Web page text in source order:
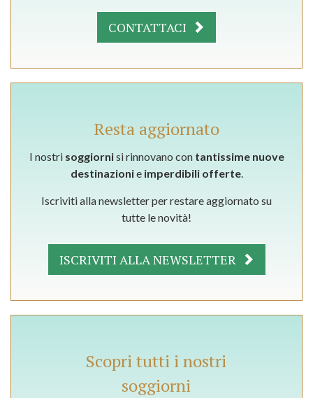
CONTATTACI
Resta aggiornato
I nostri soggiornisi rinnovano con tantissime nuove
destinazionie imperdibili offerte.
Iscriviti alla newsletter per restare aggiornato su
tutte le novità!
ISCRIVITI ALLA NEWSLETTER
Scopri tutti i nostri
soggiorni